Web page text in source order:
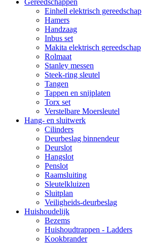
Einhell elektrisch gereedschap
Hamers
Handzaag
Inbus set
Makita elektrisch gereedschap
Rolmaat
Stanley messen
Steek-ring sleutel
Tangen
Tappen en snijplaten
Torx set
Verstelbare Moersleutel
Hang- en sluitwerk
Cilinders
Deurbeslag binnendeur
Deurslot
Hangslot
Penslot
Raamsluiting
Sleutelkluizen
Sluitplan
Veiligheids-deurbeslag
Huishoudelijk
Bezems
Huishoudtrappen - Ladders
Kookbrander